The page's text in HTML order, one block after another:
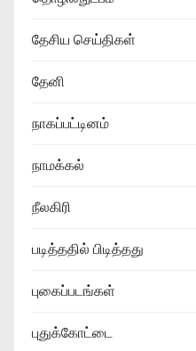
தேசிய செய்திகள்
தேனி
நாகப்பட்டினம்
நாமக்கல்
நீலகிரி
படித்ததில் பிடித்தது
புகைப்படங்கள்
புதுக்கோட்டை